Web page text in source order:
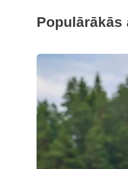
Populārākās